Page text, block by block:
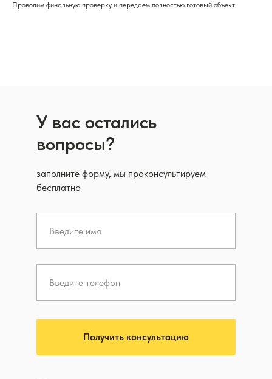
Проводим финальную проверку и передаем полностью готовый объект.
У вас остались
вопросы?
заполните форму, мы проконсультируем
бесплатно
Получить консультацию